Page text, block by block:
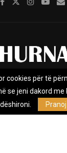
Impresumi
Privacy Policy
e Lajmeve e
cookies për të
se jeni dakord
Pranoj